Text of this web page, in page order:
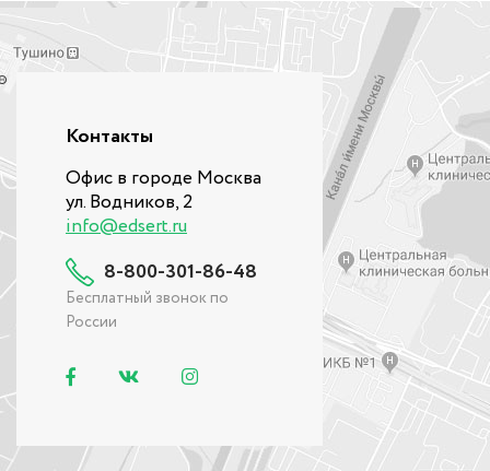
Контакты
Офис в городе Москва
ул. Водников, 2
info@edsert.ru
8-800-301-86-48
Бесплатный звонок по
России